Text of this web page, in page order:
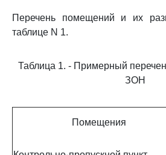
Перечень помещений и их
таблице N 1.
Таблица 1. - Примерный
ЗОН
Помещения